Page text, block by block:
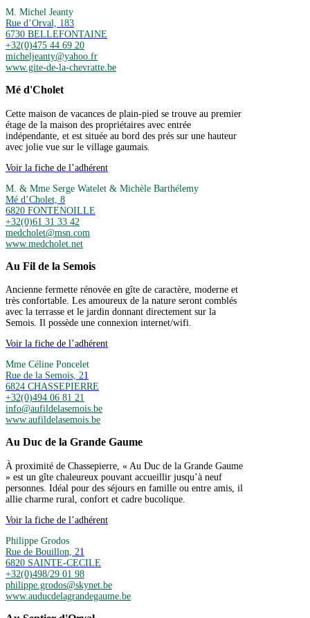
M. Michel Jeanty
Rue d’Orval, 183
6730 BELLEFONTAINE
+32(0)475 44 69 20
micheljeanty@yahoo.fr
www.gite-de-la-chevratte.be
Mé d'Cholet
Cette maison de vacances de plain-pied se trouve au premier
étage de la maison des propriétaires avec entrée
indépendante, et est située au bord des prés sur une hauteur
avec jolie vue sur le village gaumais.
Voir la fiche de l’adhérent
M. & Mme Serge Watelet & Michèle Barthélemy
Mé d’Cholet, 8
6820 FONTENOILLE
+32(0)61 31 33 42
medcholet@msn.com
www.medcholet.net
Au Fil de la Semois
Ancienne fermette rénovée en gîte de caractère, moderne et
très confortable. Les amoureux de la nature seront comblés
avec la terrasse et le jardin donnant directement sur la
Semois. Il possède une connexion internet/wifi.
Voir la fiche de l’adhérent
Mme Céline Poncelet
Rue de la Semois, 21
6824 CHASSEPIERRE
+32(0)494 06 81 21
info@aufildelasemois.be
www.aufildelasemois.be
Au Duc de la Grande Gaume
À proximité de Chassepierre, « Au Duc de la Grande Gaume
» est un gîte chaleureux pouvant accueillir jusqu’à neuf
personnes. Idéal pour des séjours en famille ou entre amis, il
allie charme rural, confort et cadre bucolique.
Voir la fiche de l’adhérent
Philippe Grodos
Rue de Bouillon, 21
6820 SAINTE-CECILE
+32(0)498/29 01 98
philippe.grodos@skynet.be
www.auducdelagrandegaume.be